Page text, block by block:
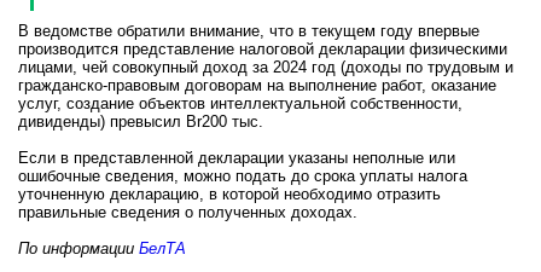
В ведомстве обратили внимание, что в текущем году впервые
производится представление налоговой декларации физическими
лицами, чей совокупный доход за 2024 год (доходы по трудовым и
гражданско-правовым договорам на выполнение работ, оказание
услуг, создание объектов интеллектуальной собственности,
дивиденды) превысил Br200 тыс.
Если в представленной декларации указаны неполные или
ошибочные сведения, можно подать до срока уплаты налога
уточненную декларацию, в которой необходимо отразить
правильные сведения о полученных доходах.
По информации БелТА